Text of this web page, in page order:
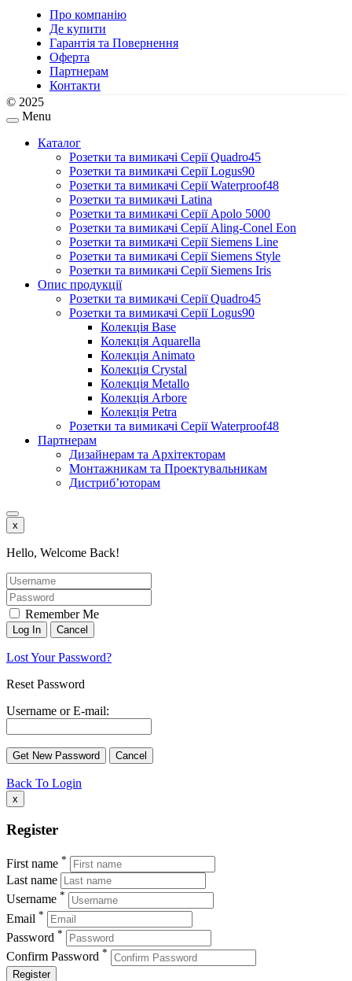
Про компанію
Де купити
Гарантія та Повернення
Оферта
Партнерам
Контакти
© 2025
Menu
Каталог
Розетки та вимикачі Серії Quadro45
Розетки та вимикачі Серії Logus90
Розетки та вимикачі Серії Waterproof48
Розетки та вимикачі Latina
Розетки та вимикачі Серії Apolo 5000
Розетки та вимикачі Серії Aling-Conel Eon
Розетки та вимикачі Серії Siemens Line
Розетки та вимикачі Серії Siemens Style
Розетки та вимикачі Серії Siemens Iris
Опис продукції
Розетки та вимикачі Серії Quadro45
Розетки та вимикачі Серії Logus90
Колекція Base
Колекція Aquarella
Колекція Animato
Колекція Crystal
Колекція Metallo
Колекція Arbore
Колекція Petra
Розетки та вимикачі Серії Waterproof48
Партнерам
Дизайнерам та Архітекторам
Монтажникам та Проектувальникам
Дистриб’юторам
x
Hello, Welcome Back!
Remember Me
Lost Your Password?
Reset Password
Username or E-mail:
Back To Login
x
Register
First name *
Last name
Username *
Email *
Password *
Confirm Password *
Register